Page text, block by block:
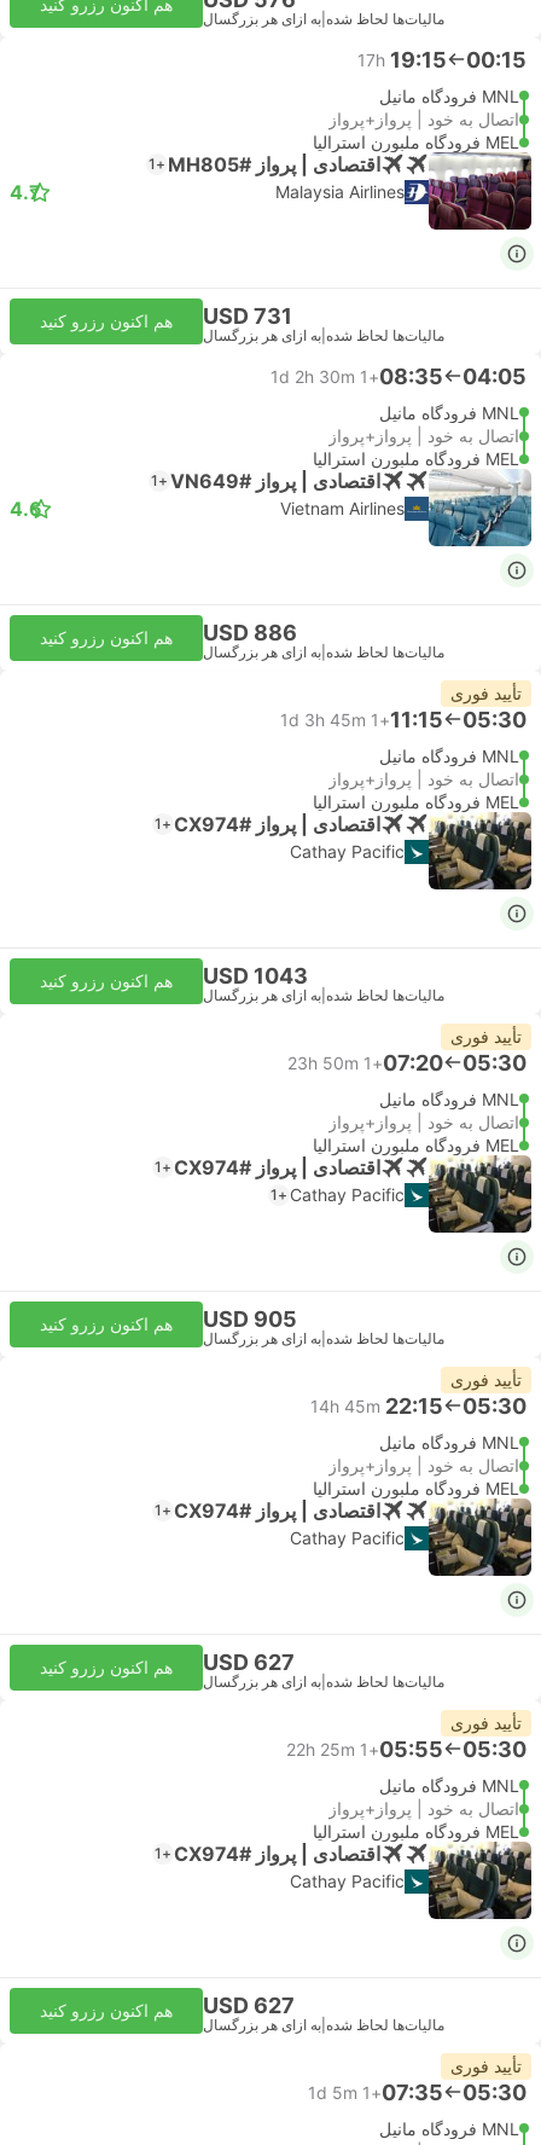
مالیات‌ها لحاظ شده به ازای هر بزرگسال
هم اکنون رزرو کنید
00:15
19:15
17h
MNL فرودگاه مانیل
اتصال به خود | پرواز+پرواز
MEL فرودگاه ملبورن استرالیا
اقتصادی | پرواز #MH805 +1
Malaysia Airlines
4.7
USD 731
مالیات‌ها لحاظ شده به ازای هر بزرگسال
هم اکنون رزرو کنید
04:05
08:35
+1
1d 2h 30m
MNL فرودگاه مانیل
اتصال به خود | پرواز+پرواز
MEL فرودگاه ملبورن استرالیا
اقتصادی | پرواز #VN649 +1
Vietnam Airlines
4.6
USD 886
مالیات‌ها لحاظ شده به ازای هر بزرگسال
هم اکنون رزرو کنید
تأیید فوری
05:30
11:15
+1
1d 3h 45m
MNL فرودگاه مانیل
اتصال به خود | پرواز+پرواز
MEL فرودگاه ملبورن استرالیا
اقتصادی | پرواز #CX974 +1
Cathay Pacific
USD 1043
مالیات‌ها لحاظ شده به ازای هر بزرگسال
هم اکنون رزرو کنید
تأیید فوری
05:30
07:20
+1
23h 50m
MNL فرودگاه مانیل
اتصال به خود | پرواز+پرواز
MEL فرودگاه ملبورن استرالیا
اقتصادی | پرواز #CX974 +1
Cathay Pacific
+1
USD 905
مالیات‌ها لحاظ شده به ازای هر بزرگسال
هم اکنون رزرو کنید
تأیید فوری
05:30
22:15
14h 45m
MNL فرودگاه مانیل
اتصال به خود | پرواز+پرواز
MEL فرودگاه ملبورن استرالیا
اقتصادی | پرواز #CX974 +1
Cathay Pacific
USD 627
مالیات‌ها لحاظ شده به ازای هر بزرگسال
هم اکنون رزرو کنید
تأیید فوری
05:30
05:55
+1
22h 25m
MNL فرودگاه مانیل
اتصال به خود | پرواز+پرواز
MEL فرودگاه ملبورن استرالیا
اقتصادی | پرواز #CX974 +1
Cathay Pacific
USD 627
مالیات‌ها لحاظ شده به ازای هر بزرگسال
هم اکنون رزرو کنید
تأیید فوری
05:30
07:35
+1
1d 5m
MNL فرودگاه مانیل